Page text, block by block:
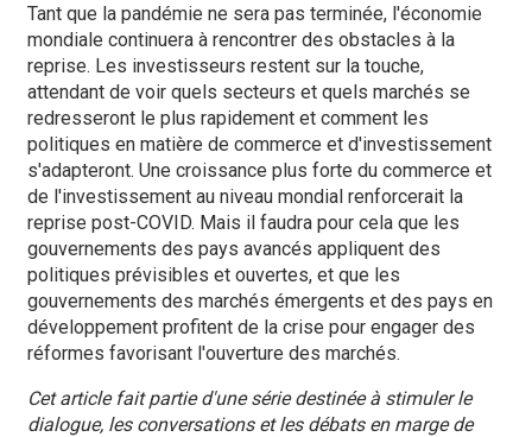
Tant que la pandémie ne sera pas terminée, l'économie
mondiale continuera à rencontrer des obstacles à la
reprise. Les investisseurs restent sur la touche,
attendant de voir quels secteurs et quels marchés se
redresseront le plus rapidement et comment les
politiques en matière de commerce et d'investissement
s'adapteront. Une croissance plus forte du commerce et
de l'investissement au niveau mondial renforcerait la
reprise post-COVID. Mais il faudra pour cela que les
gouvernements des pays avancés appliquent des
politiques prévisibles et ouvertes, et que les
gouvernements des marchés émergents et des pays en
développement profitent de la crise pour engager des
réformes favorisant l'ouverture des marchés.
Cet article fait partie d'une série destinée à stimuler le
dialogue, les conversations et les débats en marge de